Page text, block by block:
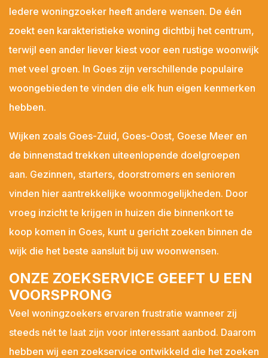
Iedere woningzoeker heeft andere wensen. De één
zoekt een karakteristieke woning dichtbij het centrum,
terwijl een ander liever kiest voor een rustige woonwijk
met veel groen. In Goes zijn verschillende populaire
woongebieden te vinden die elk hun eigen kenmerken
hebben.
Wijken zoals Goes-Zuid, Goes-Oost, Goese Meer en
de binnenstad trekken uiteenlopende doelgroepen
aan. Gezinnen, starters, doorstromers en senioren
vinden hier aantrekkelijke woonmogelijkheden. Door
vroeg inzicht te krijgen in huizen die binnenkort te
koop komen in Goes, kunt u gericht zoeken binnen de
wijk die het beste aansluit bij uw woonwensen.
ONZE ZOEKSERVICE GEEFT U EEN
VOORSPRONG
Veel woningzoekers ervaren frustratie wanneer zij
steeds nét te laat zijn voor interessant aanbod. Daarom
hebben wij een zoekservice ontwikkeld die het zoeken
Sint Philipsland
Sint-Annaland
Sint-Maartensdijk
Sirjansland
Stavenisse
Tholen
Vlissingen
Vrouwenpolder
Waarde
Wemeldinge
Westkapelle
Wilhelminadorp
Wissenkerke
Wolphaartsdijk
Yerseke
Zierikzee
Zonnemaire
Zoutelande